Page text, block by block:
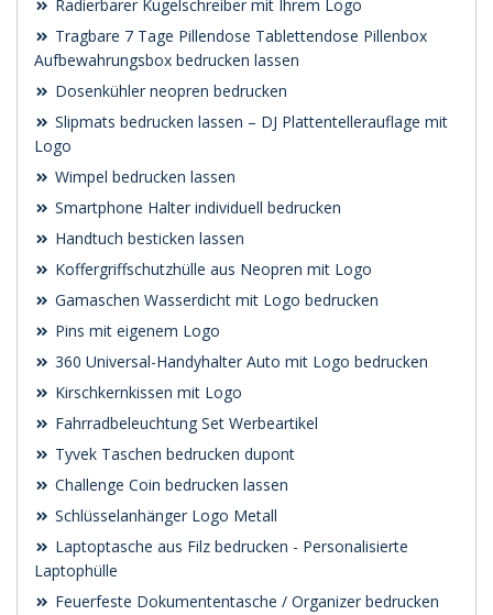
Radierbarer Kugelschreiber mit Ihrem Logo
Tragbare 7 Tage Pillendose Tablettendose Pillenbox
Aufbewahrungsbox bedrucken lassen
Dosenkühler neopren bedrucken
Slipmats bedrucken lassen – DJ Plattentellerauflage mit
Logo
Wimpel bedrucken lassen
Smartphone Halter individuell bedrucken
Handtuch besticken lassen
Koffergriffschutzhülle aus Neopren mit Logo
Gamaschen Wasserdicht mit Logo bedrucken
Pins mit eigenem Logo
360 Universal-Handyhalter Auto mit Logo bedrucken
Kirschkernkissen mit Logo
Fahrradbeleuchtung Set Werbeartikel
Tyvek Taschen bedrucken dupont
Challenge Coin bedrucken lassen
Schlüsselanhänger Logo Metall
Laptoptasche aus Filz bedrucken - Personalisierte
Laptophülle
Feuerfeste Dokumententasche / Organizer bedrucken